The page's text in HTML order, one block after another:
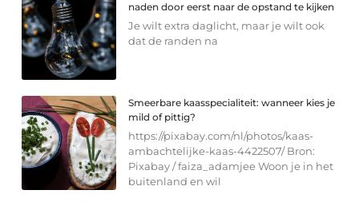
naden door eerst naar de opstand te kijken
Je wilt extra daglicht, maar je wilt ook
dat de randen na
Smeerbare kaasspecialiteit: wanneer kies je
mild of pittig?
https://pixabay.com/nl/photos/kaas-
ambachtelijke-kaas-4422507/ Bron:
Pixabay / faiza_adamjee Woon je in het
buitenland en wil